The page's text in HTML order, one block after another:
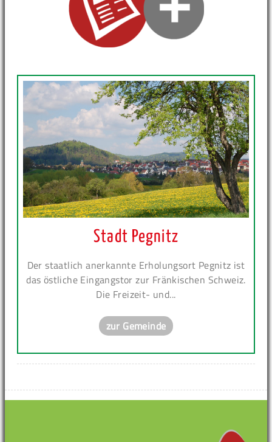
Stadt Pegnitz
Der staatlich anerkannte Erholungsort Pegnitz ist
das östliche Eingangstor zur Fränkischen Schweiz.
Die Freizeit- und...
zur Gemeinde